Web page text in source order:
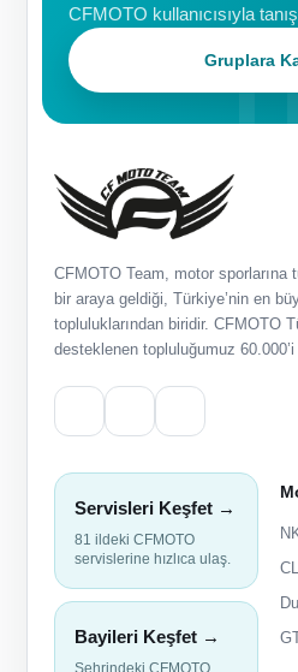
CFMOTO kullanıcısıyla
Gruplara
CFMOTO Team, motor
bir araya geldiği, Türkiye’nin en
topluluklarından biridir. CFMOTO
desteklenen topluluğumuz
Servisleri Keşfet →
81 ildeki CFMOTO
servislerine hızlıca ulaş.
Bayileri Keşfet →